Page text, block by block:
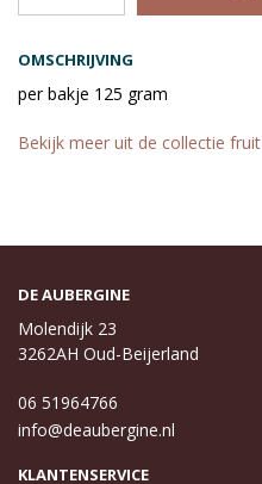
OMSCHRIJVING
per bakje 125 gram
Bekijk meer uit de collectie fruit
DE AUBERGINE
Molendijk 23
3262AH Oud-Beijerland
06 51964766
info@deaubergine.nl
KLANTENSERVICE